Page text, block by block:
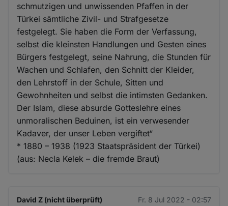
schmutzigen und unwissenden Pfaffen in der
Türkei sämtliche Zivil- und Strafgesetze
festgelegt. Sie haben die Form der Verfassung,
selbst die kleinsten Handlungen und Gesten eines
Bürgers festgelegt, seine Nahrung, die Stunden für
Wachen und Schlafen, den Schnitt der Kleider,
den Lehrstoff in der Schule, Sitten und
Gewohnheiten und selbst die intimsten Gedanken.
Der Islam, diese absurde Gotteslehre eines
unmoralischen Beduinen, ist ein verwesender
Kadaver, der unser Leben vergiftet“
* 1880 – 1938 (1923 Staatspräsident der Türkei)
(aus: Necla Kelek – die fremde Braut)
David Z (nicht überprüft) Fr. 8 Jul 2022 - 02:57